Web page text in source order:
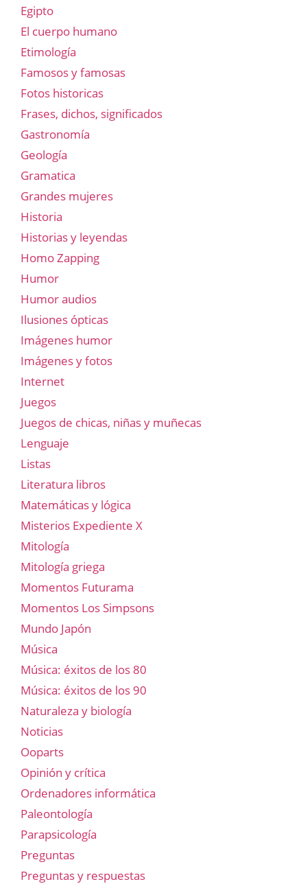
Egipto
El cuerpo humano
Etimología
Famosos y famosas
Fotos historicas
Frases, dichos, significados
Gastronomía
Geología
Gramatica
Grandes mujeres
Historia
Historias y leyendas
Homo Zapping
Humor
Humor audios
Ilusiones ópticas
Imágenes humor
Imágenes y fotos
Internet
Juegos
Juegos de chicas, niñas y muñecas
Lenguaje
Listas
Literatura libros
Matemáticas y lógica
Misterios Expediente X
Mitología
Mitología griega
Momentos Futurama
Momentos Los Simpsons
Mundo Japón
Música
Música: éxitos de los 80
Música: éxitos de los 90
Naturaleza y biología
Noticias
Ooparts
Opinión y crítica
Ordenadores informática
Paleontología
Parapsicología
Preguntas
Preguntas y respuestas